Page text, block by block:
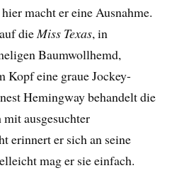
macht er eine Ausnahme.
die Miss Texas, in
Baumwollhemd,
Kopf eine graue Jockey-
Hemingway behandelt die
ausgesuchter
erinnert er sich an seine
mag er sie einfach.